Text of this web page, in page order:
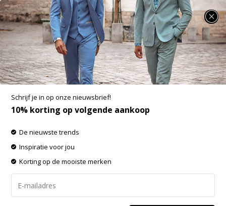
SUMMER SALE: 25% t/m 50% korting op heel veel zomerse items!
Haze&Finn Jassen
-60% op de gehele OUTLET!
Filters Sorteren op:
Schrijf je in op onze nieuwsbrief!
10% korting op volgende aankoop
De nieuwste trends
Inspiratie voor jou
Korting op de mooiste merken